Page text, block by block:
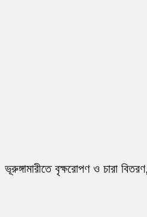
ভূরুঙ্গামারীতে বৃক্ষরোপণ ও চারা